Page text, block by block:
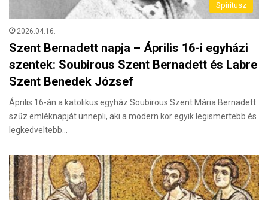
Spiritusz
2026.04.16.
Szent Bernadett napja – Április 16-i egyházi
szentek: Soubirous Szent Bernadett és Labre
Szent Benedek József
Április 16-án a katolikus egyház Soubirous Szent Mária Bernadett
szűz emléknapját ünnepli, aki a modern kor egyik legismertebb és
legkedveltebb…